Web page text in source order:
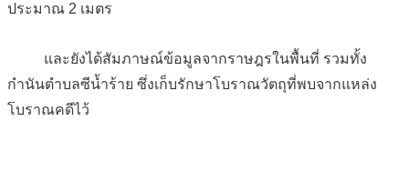
ประมาณ 2 เมตร
และยังได้สัมภาษณ์ข้อมูลจากราษฎรในพื้นที่ รวมทั้ง
กำนันตำบลซีน้ำร้าย ซึ่งเก็บรักษาโบราณวัตถุที่พบจากแหล่ง
โบราณคดีไว้